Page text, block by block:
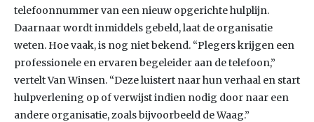
telefoonnummer van een nieuw opgerichte hulplijn.
Daarnaar wordt inmiddels gebeld, laat de organisatie
weten. Hoe vaak, is nog niet bekend. “Plegers krijgen een
professionele en ervaren begeleider aan de telefoon,”
vertelt Van Winsen. “Deze luistert naar hun verhaal en start
hulpverlening op of verwijst indien nodig door naar een
andere organisatie, zoals bijvoorbeeld de Waag.”